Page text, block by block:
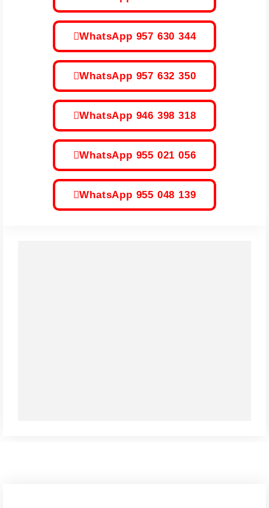
WhatsApp 957 630 344
WhatsApp 957 632 350
WhatsApp 946 398 318
WhatsApp 955 021 056
WhatsApp 955 048 139